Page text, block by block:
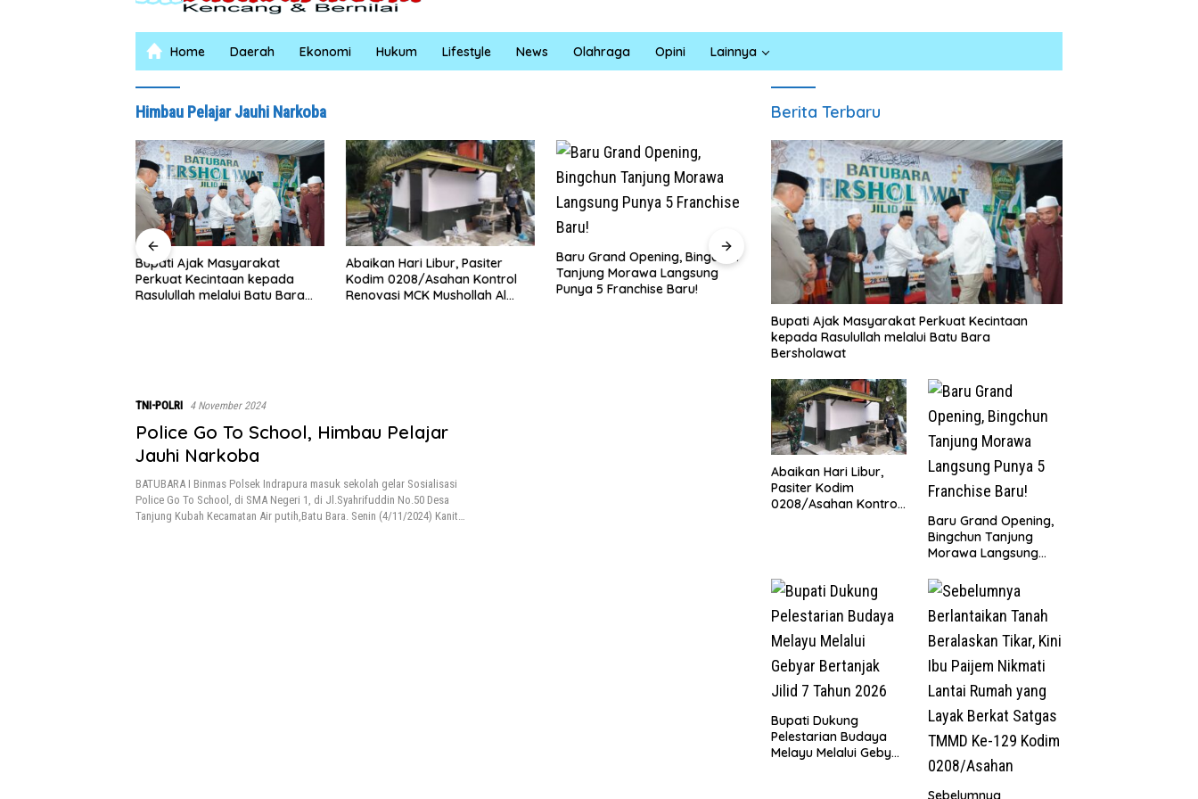
Home Daerah Ekonomi Hukum Lifestyle News Olahraga Opini Lainnya
Himbau Pelajar Jauhi Narkoba
Abaikan Hari Libur, Pasiter
Kodim 0208/Asahan Kontrol
Renovasi MCK Mushollah Al
‎Baru Grand Opening, Bingchun
Tanjung Morawa Langsung
Punya 5 Franchise Baru!
Bupati Dukung Pelestarian
Budaya Melayu Melalui Gebyar
Bertanjak Jilid 7 Tahun 2026
Sebelumnya Berlantaikan
Tanah Beralaskan Tikar, Kini
Ibu Paijem Nikmati Lantai
Rumah yang Layak Berkat
0208/Asahan
Jumat Berkah Polsek Lima
Puluh, Kapolsek Salomo Sagala
Petani di Simpang Gambus
TNI-POLRI 4 November 2024
Police Go To School, Himbau Pelajar
Jauhi Narkoba
BATUBARA I Binmas Polsek Indrapura masuk sekolah gelar Sosialisasi
Police Go To School, di SMA Negeri 1, di Jl.Syahrifuddin No.50 Desa
Tanjung Kubah Kecamatan Air putih,Batu Bara. Senin (4/11/2024) Kanit…
Berita Terbaru
Bupati Ajak Masyarakat Perkuat Kecintaan
kepada Rasulullah melalui Batu Bara
Bersholawat
Abaikan Hari Libur,
Pasiter Kodim
0208/Asahan Kontrol
‎Baru Grand Opening,
Bingchun Tanjung
Morawa Langsung
Baru!
Bupati Dukung
Pelestarian Budaya
Melayu Melalui Gebyar
Sebelumnya